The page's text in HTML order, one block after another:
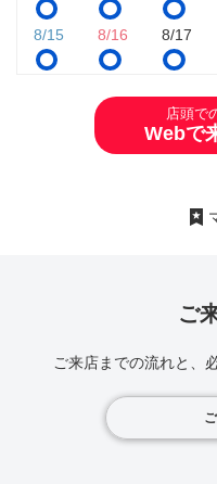
8/15 8/16 8/17
店頭で
Webで
ご
ご来店までの流れと、